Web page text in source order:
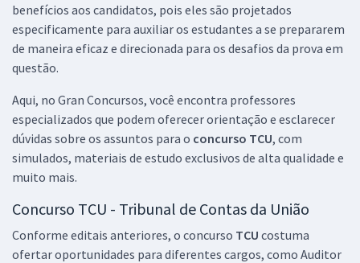
benefícios aos candidatos, pois eles são projetados
especificamente para auxiliar os estudantes a se prepararem
de maneira eficaz e direcionada para os desafios da prova em
questão.
Aqui, no Gran Concursos, você encontra professores
especializados que podem oferecer orientação e esclarecer
dúvidas sobre os assuntos para o concurso TCU, com
simulados, materiais de estudo exclusivos de alta qualidade e
muito mais.
Concurso TCU - Tribunal de Contas da União
Conforme editais anteriores, o concurso TCU costuma
ofertar oportunidades para diferentes cargos, como Auditor